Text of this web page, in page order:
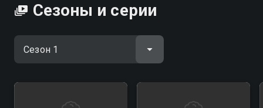
Сезоны и серии